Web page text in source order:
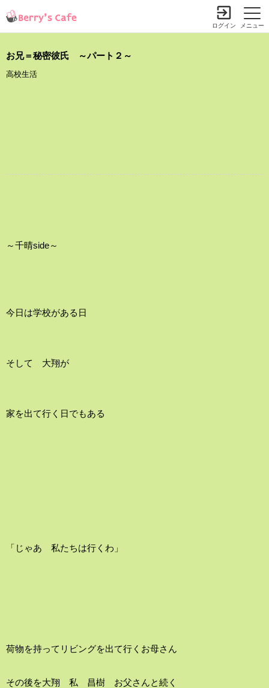
メニュー
ログイン
お兄＝秘密彼氏 ～パート２～
高校生活
～千晴side～
今日は学校がある日
そして 大翔が
家を出て行く日でもある
「じゃあ 私たちは行くわ」
荷物を持ってリビングを出て行くお母さん
その後を大翔 私 昌樹 お父さんと続く